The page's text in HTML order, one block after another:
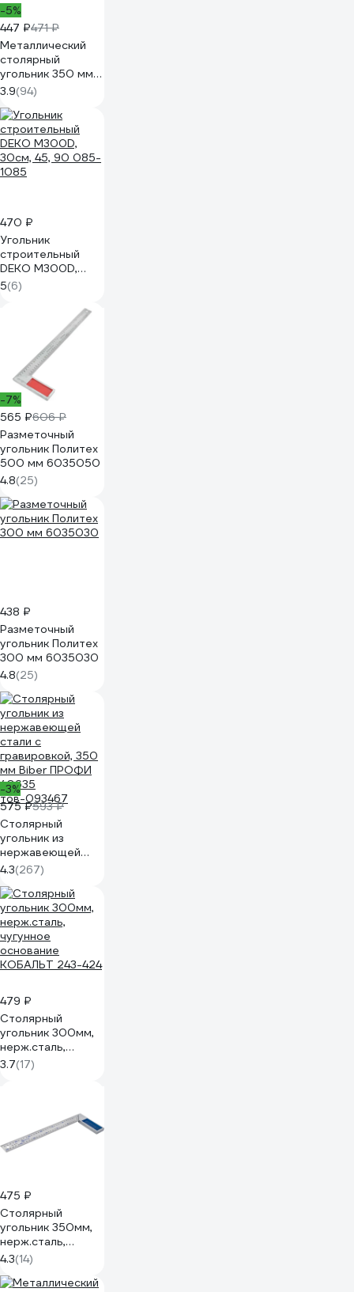
-5%
447 ₽471 ₽
Металлический
столярный
угольник 350 мм
FIT Профи 19435
3.9(94)
470 ₽
Угольник
строительный
DEKO M300D,
30см, 45, 90 085-
1085
5(6)
-7%
565 ₽606 ₽
Разметочный
угольник Политех
500 мм 6035050
4.8(25)
438 ₽
Разметочный
угольник Политех
300 мм 6035030
4.8(25)
-3%
575 ₽593 ₽
Cтолярный
угольник из
нержавеющей
стали с
гравировкой, 350
мм Biber ПРОФИ
40635
тов-093467
4.3(267)
479 ₽
Столярный
угольник 300мм,
нерж.сталь,
чугунное
основание
3.7(17)
475 ₽
Столярный
угольник 350мм,
нерж.сталь,
чугунное
основание
КОБАЛЬТ 243-431
4.3(14)